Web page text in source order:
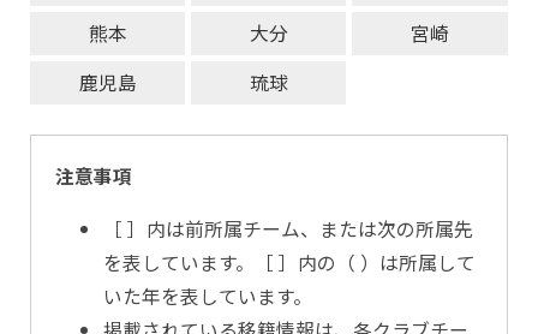
熊本
大分
宮崎
鹿児島
琉球
注意事項
［ ］内は前所属チーム、または次の所属先
を表しています。［ ］内の（ ）は所属して
いた年を表しています。